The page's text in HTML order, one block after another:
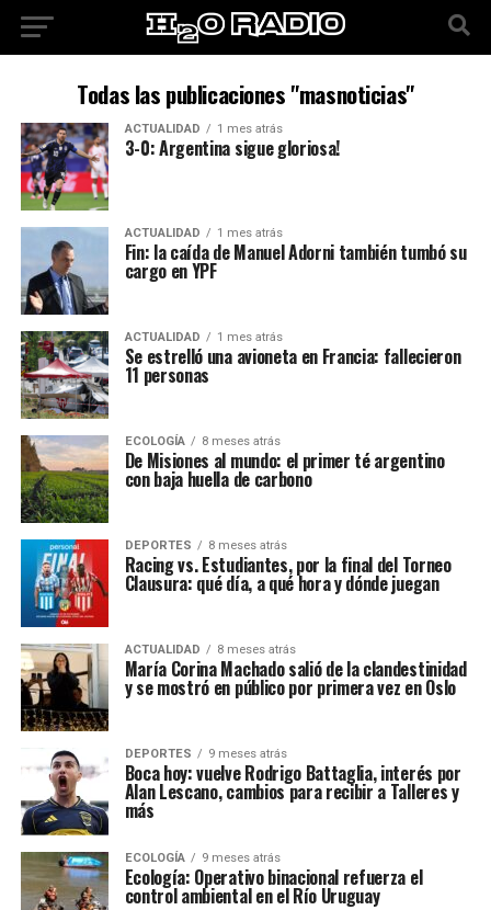
Todas las publicaciones "masnoticias"
ACTUALIDAD 1 mes atrás
3-0: Argentina sigue gloriosa!
ACTUALIDAD 1 mes atrás
Fin: la caída de Manuel Adorni también tumbó su
cargo en YPF
ACTUALIDAD 1 mes atrás
Se estrelló una avioneta en Francia: fallecieron
11 personas
ECOLOGÍA 8 meses atrás
De Misiones al mundo: el primer té argentino
con baja huella de carbono
DEPORTES 8 meses atrás
Racing vs. Estudiantes, por la final del Torneo
Clausura: qué día, a qué hora y dónde juegan
ACTUALIDAD 8 meses atrás
María Corina Machado salió de la clandestinidad
y se mostró en público por primera vez en Oslo
DEPORTES 9 meses atrás
Boca hoy: vuelve Rodrigo Battaglia, interés por
Alan Lescano, cambios para recibir a Talleres y
más
ECOLOGÍA 9 meses atrás
Ecología: Operativo binacional refuerza el
control ambiental en el Río Uruguay